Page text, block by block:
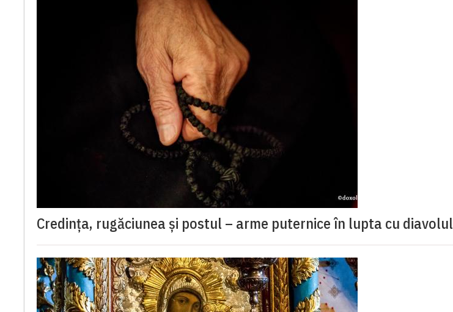
Credința, rugăciunea și postul – arme puternice în lupta cu diavolul